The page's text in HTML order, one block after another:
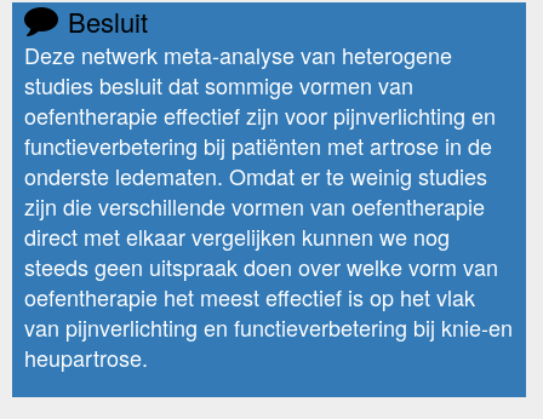
Besluit
Deze netwerk meta-analyse van heterogene
studies besluit dat sommige vormen van
oefentherapie effectief zijn voor pijnverlichting en
functieverbetering bij patiënten met artrose in de
onderste ledematen. Omdat er te weinig studies
zijn die verschillende vormen van oefentherapie
direct met elkaar vergelijken kunnen we nog
steeds geen uitspraak doen over welke vorm van
oefentherapie het meest effectief is op het vlak
van pijnverlichting en functieverbetering bij knie-en
heupartrose.